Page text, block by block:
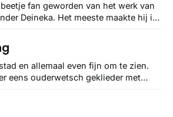
fan geworden van het werk van
Deineka. Het meeste maakte hij in
Sovjet-Unie, en it shows.
en allemaal even fijn om te zien.
eens ouderwetsch geklieder met